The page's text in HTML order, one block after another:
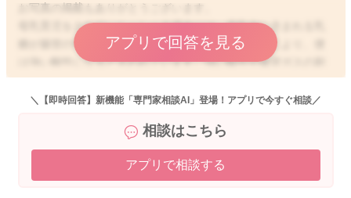
お写真の掲載もありがとうございます。
母乳育児をされていらっしゃる場合には、母乳中に含まれる乳
糖が腸管の中で発酵し、大量のガスが発生することにより、便
は強い酸性になると言われています。強い酸性や腸管ガスの刺
激によって、腸管粘膜が出血を起こすことがあると言われてい
ます。
ツポツとした点状の血液や、糸を引いたような線状の出血をみ
ることがありますよ。基本的には、お子さんの機嫌が良く、お
っぱいの飲みもよく、元気があり、体重が増えていればあまり
アプリで回答を見る
＼【即時回答】新機能「専門家相談AI」登場！アプリで今すぐ相談／
相談はこちら
アプリで相談する